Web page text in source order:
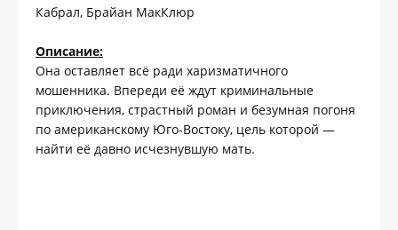
Кабрал, Брайан МакКлюр
Описание:
Она оставляет всё ради харизматичного
мошенника. Впереди её ждут криминальные
приключения, страстный роман и безумная погоня
по американскому Юго-Востоку, цель которой —
найти её давно исчезнувшую мать.